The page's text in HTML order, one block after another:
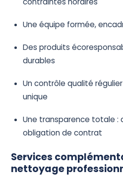
Une équipe formée,
Des produits
durables
Un contrôle qualité
unique
Une transparence totale :
obligation de contrat
Services
nettoyage